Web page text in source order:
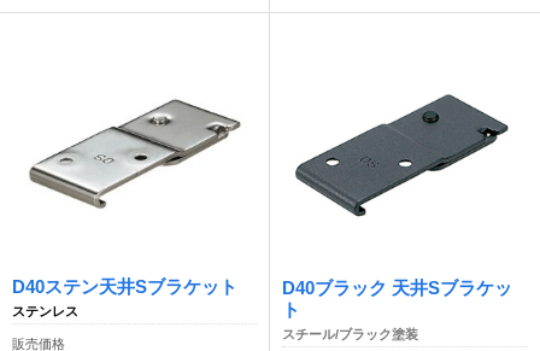
D40ステン天井Sブラケット
ステンレス
販売価格
D40ブラック 天井Sブラケッ
ト
スチール/ブラック塗装